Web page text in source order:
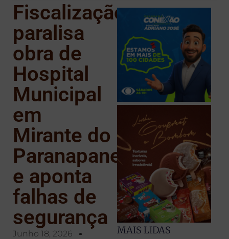
Fiscalização
paralisa
obra de
Hospital
Municipal
em
Mirante do
Paranapanema
e aponta
falhas de
segurança
Junho 18, 2026
MAIS LIDAS